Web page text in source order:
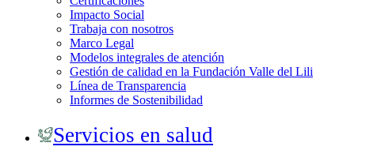
Impacto Social
Trabaja con nosotros
Marco Legal
Modelos integrales de atención
Gestión de calidad en la Fundación Valle del Lili
Línea de Transparencia
Informes de Sostenibilidad
Servicios en salud